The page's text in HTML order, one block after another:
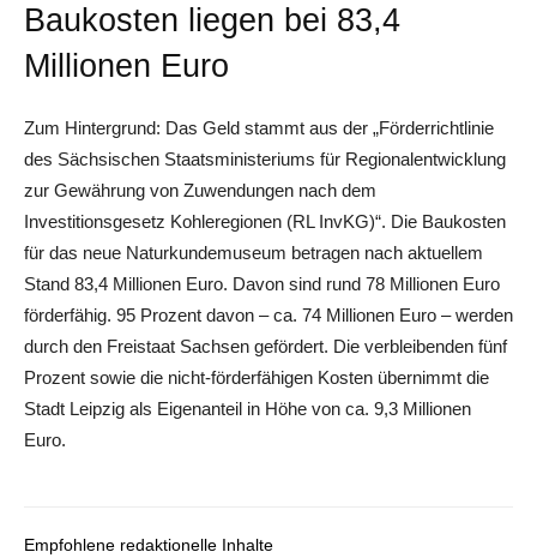
Baukosten liegen bei 83,4
Millionen Euro
Zum Hintergrund: Das Geld stammt aus der „Förderrichtlinie
des Sächsischen Staatsministeriums für Regionalentwicklung
zur Gewährung von Zuwendungen nach dem
Investitionsgesetz Kohleregionen (RL InvKG)“. Die Baukosten
für das neue Naturkundemuseum betragen nach aktuellem
Stand 83,4 Millionen Euro. Davon sind rund 78 Millionen Euro
förderfähig. 95 Prozent davon – ca. 74 Millionen Euro – werden
durch den Freistaat Sachsen gefördert. Die verbleibenden fünf
Prozent sowie die nicht-förderfähigen Kosten übernimmt die
Stadt Leipzig als Eigenanteil in Höhe von ca. 9,3 Millionen
Euro.
Empfohlene redaktionelle Inhalte